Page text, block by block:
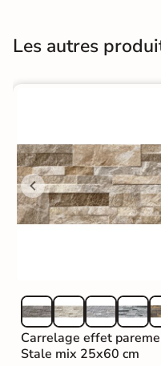
Les autres
Carrelage effet
Stale mix 25x60 cm